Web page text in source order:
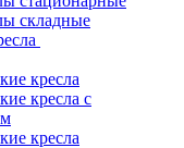
складные
кресла
кресла с
кресла